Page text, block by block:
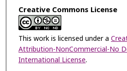
Creative Commons License
This work is licensed under a
Attribution-NonCommercial-No
International License.